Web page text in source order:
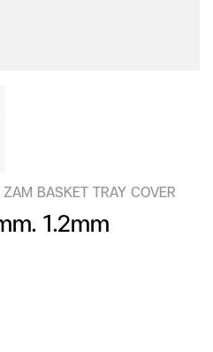
ZAM BASKET TRAY COVER
1.2mm